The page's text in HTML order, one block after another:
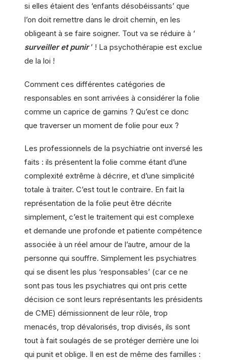
si elles étaient des ‘enfants désobéissants’ que
l’on doit remettre dans le droit chemin, en les
obligeant à se faire soigner. Tout va se réduire à ‘
surveiller et punir ’ ! La psychothérapie est exclue
de la loi !
Comment ces différentes catégories de
responsables en sont arrivées à considérer la folie
comme un caprice de gamins ? Qu’est ce donc
que traverser un moment de folie pour eux ?
Les professionnels de la psychiatrie ont inversé les
faits : ils présentent la folie comme étant d’une
complexité extrême à décrire, et d’une simplicité
totale à traiter. C’est tout le contraire. En fait la
représentation de la folie peut être décrite
simplement, c’est le traitement qui est complexe
et demande une profonde et patiente compétence
associée à un réel amour de l’autre, amour de la
personne qui souffre. Simplement les psychiatres
qui se disent les plus ‘responsables’ (car ce ne
sont pas tous les psychiatres qui ont pris cette
décision ce sont leurs représentants les présidents
de CME) démissionnent de leur rôle, trop
menacés, trop dévalorisés, trop divisés, ils sont
tout à fait soulagés de se protéger derrière une loi
qui punit et oblige. Il en est de même des familles :